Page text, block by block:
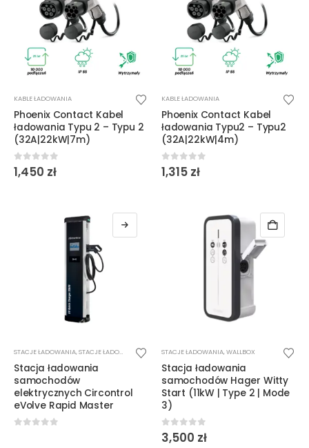
KABLE ŁADOWANIA
Phoenix Contact Kabel
ładowania Typu 2 – Typu 2
(32A|22kW|7m)
0 out of 5
1,450 zł
KABLE ŁADOWANIA
Phoenix Contact Kabel
ładowania Typu2 – Typu2
(32A|22kW|4m)
0 out of 5
1,315 zł
STACJE ŁADOWANIA,STACJE ŁADOWANIA DC
Stacja ładowania
samochodów
elektrycznych Circontrol
eVolve Rapid Master
STACJE ŁADOWANIA,WALLBOX
Stacja ładowania
samochodów Hager Witty
Start (11kW | Type 2 | Mode
3)
0 out of 5
3,500 zł